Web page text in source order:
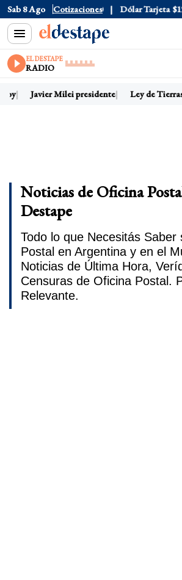
Sab 8 Ago Cotizaciones
Dólar Oficial $1520 Dólar Tarjeta
EL DESTAPE
RADIO
Javier Milei presidente Ley de
Noticias de Oficina
Destape
Todo lo que Necesitás Saber
Postal en Argentina y en el
Noticias de Última Hora,
Censuras de Oficina Postal.
Relevante.